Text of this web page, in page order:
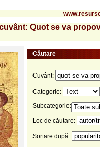
Quot se va
Căutare
Cuvânt:
Categorie:
Subcategorie:
Loc de căutare:
Sortare după: